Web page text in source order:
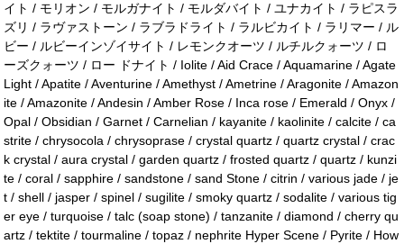
イト / モリオン / モルガナイト / モルダバイト / ユナカイト / ラピスラ
ズリ / ラヴァストーン / ラブラドライト / ラルビカイト / ラリマー / ル
ビー / ルビーインゾイサイト / レモンクオーツ / ルチルクォーツ / ロ
ーズクォーツ / ロー ドナイト / Iolite / Aid Crace / Aquamarine / Agate
Light / Apatite / Aventurine / Amethyst / Ametrine / Aragonite / Amazon
ite / Amazonite / Andesin / Amber Rose / Inca rose / Emerald / Onyx /
Opal / Obsidian / Garnet / Carnelian / kayanite / kaolinite / calcite / ca
strite / chrysocola / chrysoprase / crystal quartz / quartz crystal / crac
k crystal / aura crystal / garden quartz / frosted quartz / quartz / kunzi
te / coral / sapphire / sandstone / sand Stone / citrin / various jade / je
t / shell / jasper / spinel / sugilite / smoky quartz / sodalite / various tig
er eye / turquoise / talc (soap stone) / tanzanite / diamond / cherry qu
artz / tektite / tourmaline / topaz / nephrite Hyper Scene / Pyrite / How